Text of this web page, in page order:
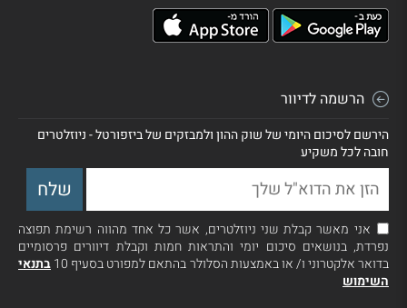
הרשמה לדיוור
הירשם לסיכום היומי של שוק ההון ולמבזקים של ביזפורטל - ניוזלטרים
חובה לכל משקיע
אני מאשר קבלת שני ניוזלטרים, אשר כל אחד מהווה רשימת תפוצה
נפרדת, בנושאים סיכום יומי והתראות חמות וקבלת דיוורים פרסומיים
בדואר אלקטרוני ו/ או באמצעות הסלולר בהתאם למפורט בסעיף 10
בתנאי
השימוש